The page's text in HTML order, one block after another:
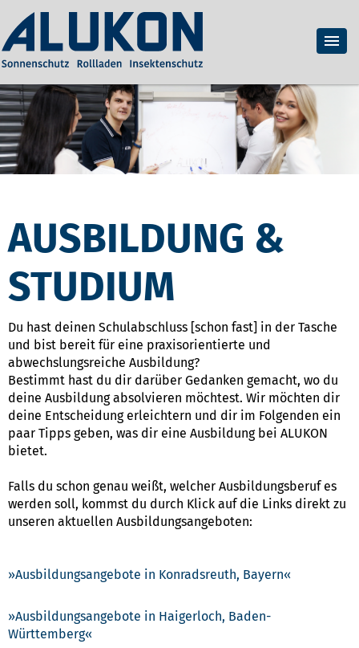
AUSBILDUNG &
STUDIUM
Du hast deinen Schulabschluss [schon fast] in der Tasche
und bist bereit für eine praxisorientierte und
abwechslungsreiche Ausbildung?
Bestimmt hast du dir darüber Gedanken gemacht, wo du
deine Ausbildung absolvieren möchtest. Wir möchten dir
deine Entscheidung erleichtern und dir im Folgenden ein
paar Tipps geben, was dir eine Ausbildung bei ALUKON
bietet.
Falls du schon genau weißt, welcher Ausbildungsberuf es
werden soll, kommst du durch Klick auf die Links direkt zu
unseren aktuellen Ausbildungsangeboten:
Ausbildungsangebote in Konradsreuth, Bayern
Ausbildungsangebote in Haigerloch, Baden-
Württemberg